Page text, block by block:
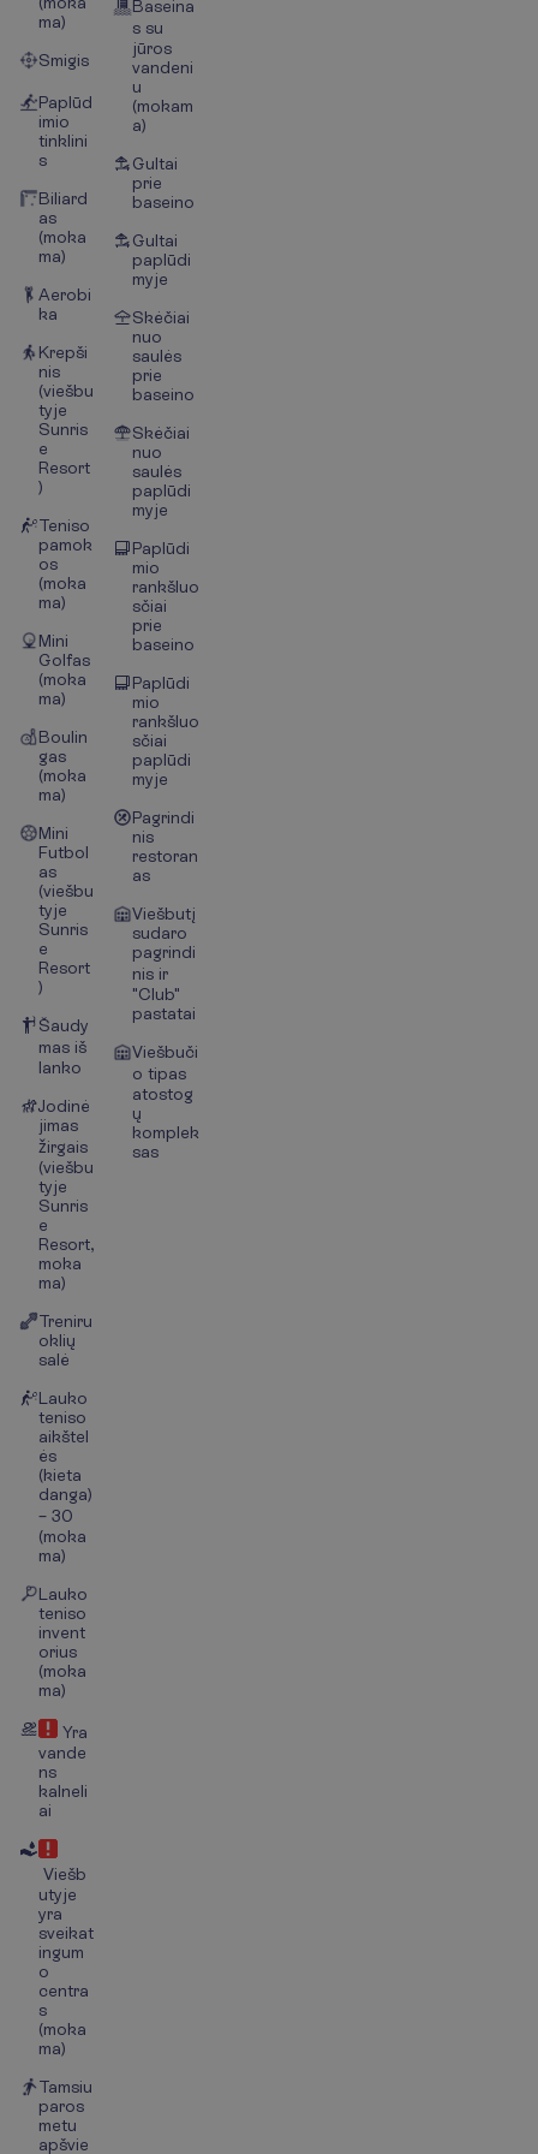
ma)
Smigis
Paplūd
imio
tinklini
s
Biliard
as
(moka
ma)
Aerobi
ka
Krepši
nis
(viešbu
tyje
Sunris
e
Resort
)
Teniso
pamok
os
(moka
ma)
Mini
Golfas
(moka
ma)
Boulin
gas
(moka
ma)
Mini
Futbol
as
(viešbu
tyje
Sunris
e
Resort
)
Šaudy
mas iš
lanko
Jodinė
jimas
žirgais
(viešbu
tyje
Sunris
e
Resort,
moka
ma)
Treniru
oklių
salė
Lauko
teniso
aikštel
ės
(kieta
danga)
– 30
(moka
ma)
Lauko
teniso
invent
orius
(moka
ma)
Yra
vande
ns
kalneli
ai
Viešb
utyje
yra
sveikat
ingum
o
centra
s
(moka
ma)
Tamsiu
paros
metu
apšvie
Baseina
s su
jūros
vandeni
u
(mokam
a)
Gultai
prie
baseino
Gultai
paplūdi
myje
Skėčiai
nuo
saulės
prie
baseino
Skėčiai
nuo
saulės
paplūdi
myje
Paplūdi
mio
rankšluo
sčiai
prie
baseino
Paplūdi
mio
rankšluo
sčiai
paplūdi
myje
Pagrindi
nis
restoran
as
Viešbutį
sudaro
pagrindi
nis ir
"Club"
pastatai
Viešbuči
o tipas
atostog
ų
komplek
sas